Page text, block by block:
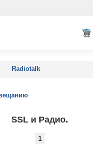
Radiotalk
SSL и Радио.
1